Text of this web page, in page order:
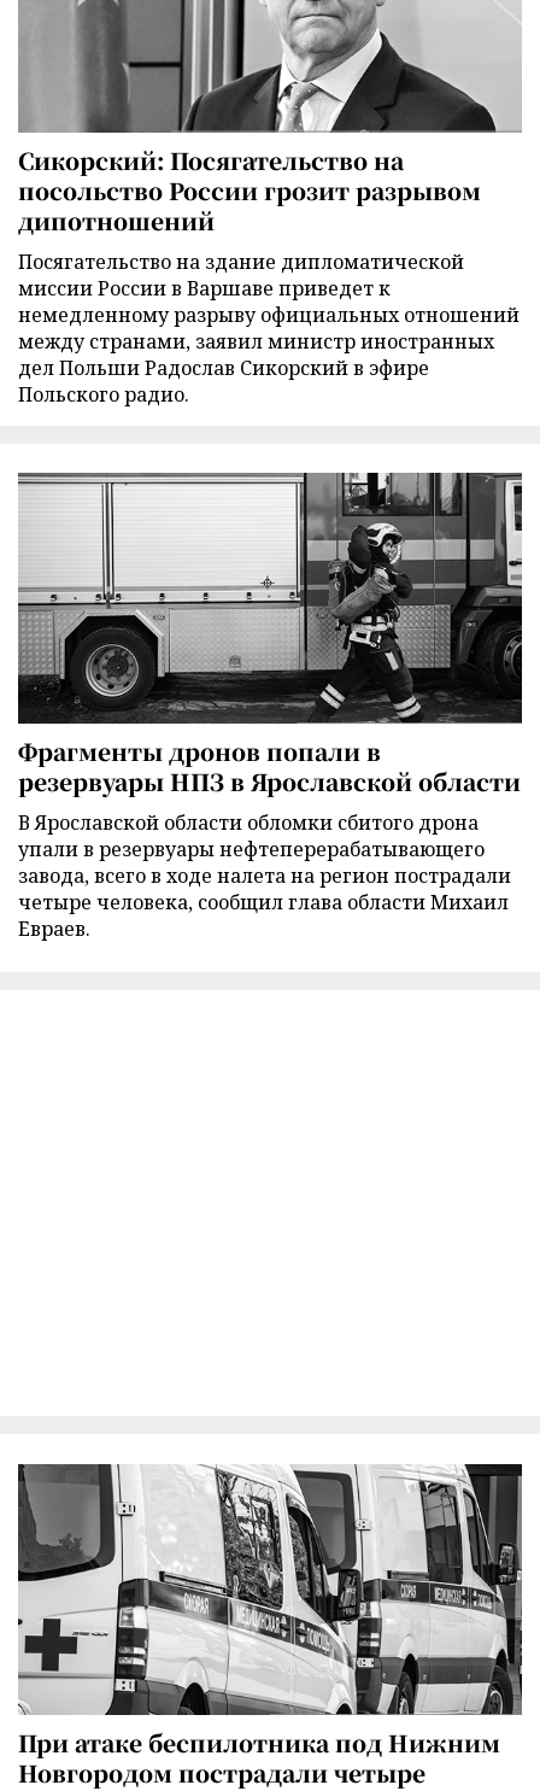
Сикорский: Посягательство на
посольство России грозит разрывом
дипотношений
Посягательство на здание дипломатической
миссии России в Варшаве приведет к
немедленному разрыву официальных отношений
между странами, заявил министр иностранных
дел Польши Радослав Сикорский в эфире
Польского радио.
Фрагменты дронов попали в
резервуары НПЗ в Ярославской области
В Ярославской области обломки сбитого дрона
упали в резервуары нефтеперерабатывающего
завода, всего в ходе налета на регион пострадали
четыре человека, сообщил глава области Михаил
Евраев.
При атаке беспилотника под Нижним
Новгородом пострадали четыре